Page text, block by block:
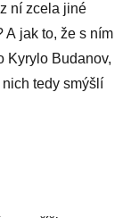
ní zcela jiné
A jak to, že s ním
Kyrylo Budanov,
tedy smýšlí